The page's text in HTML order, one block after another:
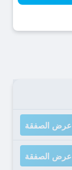
عرض الصفقة
عرض الصفقة